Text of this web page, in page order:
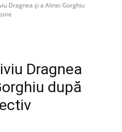
Dragnea şi a Alinei Gorghiu
Dragnea
după